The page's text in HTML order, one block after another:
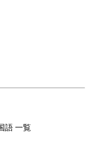
語 一覧